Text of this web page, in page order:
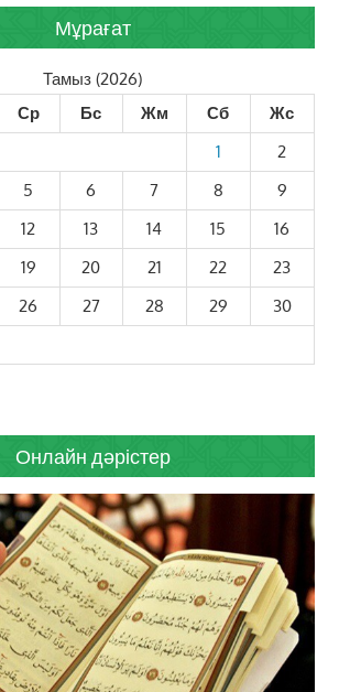
Мұрағат
Тамыз (2026)
Ср Бс Жм Сб
Жс
1
2
5 6 7 8
9
12 13 14 15
16
19 20 21 22
23
26 27 28 29
30
Онлайн дәрістер